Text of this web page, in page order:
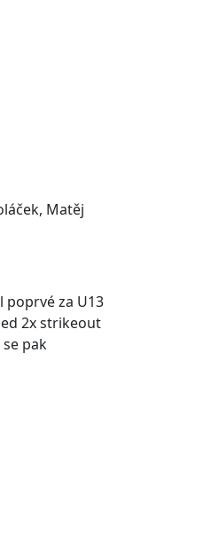
Matěj
poprvé za U13
2x strikeout
pak